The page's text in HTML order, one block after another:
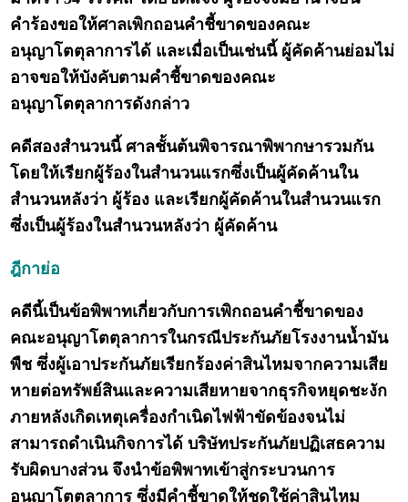
คำร้องขอให้ศาลเพิกถอนคำชี้ขาดของคณะ
อนุญาโตตุลาการได้ และเมื่อเป็นเช่นนี้ ผู้คัดค้านย่อมไม่
อาจขอให้บังคับตามคำชี้ขาดของคณะ
อนุญาโตตุลาการดังกล่าว
คดีสองสำนวนนี้ ศาลชั้นต้นพิจารณาพิพากษารวมกัน
โดยให้เรียกผู้ร้องในสำนวนแรกซึ่งเป็นผู้คัดค้านใน
สำนวนหลังว่า ผู้ร้อง และเรียกผู้คัดค้านในสำนวนแรก
ซึ่งเป็นผู้ร้องในสำนวนหลังว่า ผู้คัดค้าน
ฎีกาย่อ
คดีนี้เป็นข้อพิพาทเกี่ยวกับการเพิกถอนคำชี้ขาดของ
คณะอนุญาโตตุลาการในกรณีประกันภัยโรงงานน้ำมัน
พืช ซึ่งผู้เอาประกันภัยเรียกร้องค่าสินไหมจากความเสีย
หายต่อทรัพย์สินและความเสียหายจากธุรกิจหยุดชะงัก
ภายหลังเกิดเหตุเครื่องกำเนิดไฟฟ้าขัดข้องจนไม่
สามารถดำเนินกิจการได้ บริษัทประกันภัยปฏิเสธความ
รับผิดบางส่วน จึงนำข้อพิพาทเข้าสู่กระบวนการ
อนุญาโตตุลาการ ซึ่งมีคำชี้ขาดให้ชดใช้ค่าสินไหม